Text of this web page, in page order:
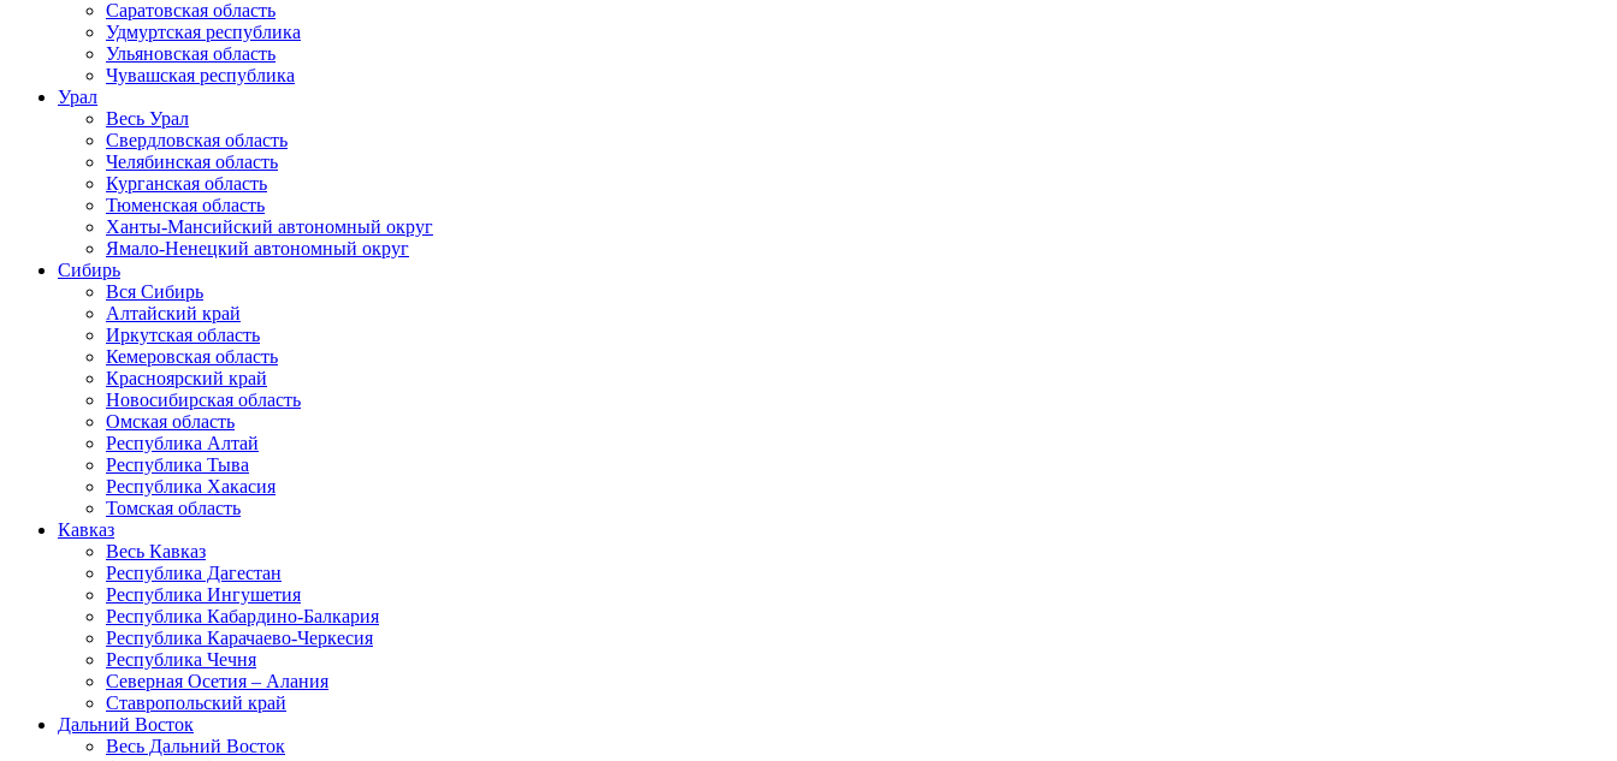
Саратовская область
Удмуртская республика
Ульяновская область
Чувашская республика
Урал
Весь Урал
Свердловская область
Челябинская область
Курганская область
Тюменская область
Ханты-Мансийский автономный округ
Ямало-Ненецкий автономный округ
Сибирь
Вся Сибирь
Алтайский край
Иркутская область
Кемеровская область
Красноярский край
Новосибирская область
Омская область
Республика Алтай
Республика Тыва
Республика Хакасия
Томская область
Кавказ
Весь Кавказ
Республика Дагестан
Республика Ингушетия
Республика Кабардино-Балкария
Республика Карачаево-Черкесия
Республика Чечня
Северная Осетия – Алания
Ставропольский край
Дальний Восток
Весь Дальний Восток